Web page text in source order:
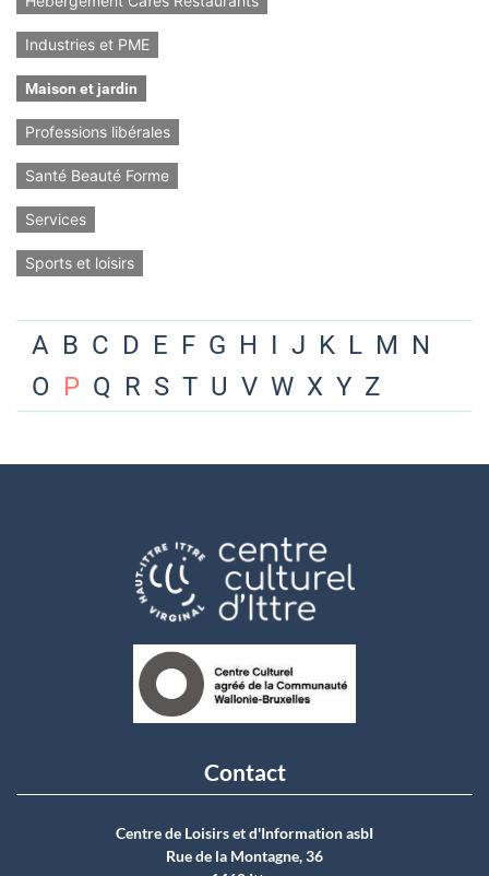
Industries et PME
Maison et jardin
Professions libérales
Santé Beauté Forme
Services
Sports et loisirs
A B C D E F G H I J K L M N
O P Q R S T U V W X Y Z
Contact
Centre de Loisirs et d'Information asbI
Rue de la Montagne, 36